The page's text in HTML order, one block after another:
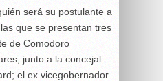
será su postulante a
que se presentan tres
de Comodoro
junto a la concejal
el ex vicegobernador